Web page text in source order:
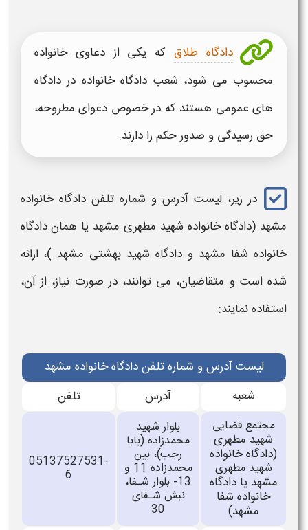
دادگاه طلاق که یکی از دعاوی خانواده
محسوب می شود، شعب دادگاه خانواده در دادگاه
های عمومی هستند که در خصوص دعوای مطروحه،
حق رسیدگی و صدور حکم را دارند.
در زیر، لیست آدرس و شماره تلفن دادگاه خانواده
مشهد (دادگاه خانواده شهید مطهری مشهد یا هماندادگاه
خانواده شفا مشهد و دادگاه شهید بهشتی مشهد )، ارائه
شده است و متقاضیان، می توانند، در صورت نیاز، از آن،
استفاده نمایند:
لیست آدرس و شماره تلفن دادگاه خانواده مشهد
شعبه آدرس تلفن
مجتمع قضایی
شهید مطهری
(دادگاه خانواده
شهید مطهری
مشهد یا دادگاه
خانواده شفا
مشهد)
بلوار شهید
محمدزاده (بابا
رجب)، بین
محمدزاده 11 و
13- بلوار شـفا،
نبش شـفای
30
05137527531-
6